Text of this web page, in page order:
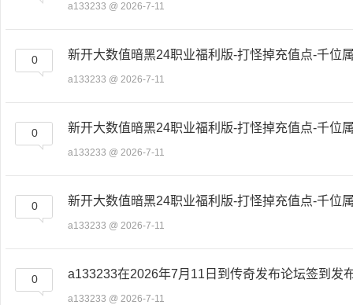
服
a133233 @ 2026-7-11
0 新开大数值暗黑24职业福利版-打怪掉充值点-千位
a133233 @ 2026-7-11
0 新开大数值暗黑24职业福利版-打怪掉充值点-千位
a133233 @ 2026-7-11
0 新开大数值暗黑24职业福利版-打怪掉充值点-千位
a133233 @ 2026-7-11
0 a133233在2026年7月11日到传奇发布论坛签到发
a133233 @ 2026-7-11